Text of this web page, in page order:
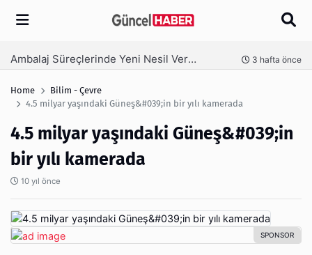
Arama
Ambalaj Süreçlerinde Yeni Nesil Verimliliği Olimpack ile Yakalayın 3 hafta önce
Home
Bilim - Çevre
4.5 milyar yaşındaki Güneş&#039;in bir yılı kamerada
4.5 milyar yaşındaki Güneş&#039;in
bir yılı kamerada
10 yıl önce